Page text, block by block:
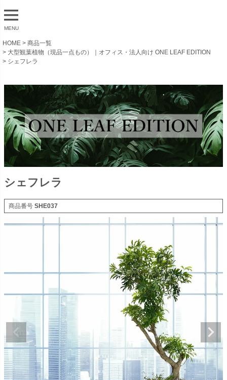
MENU
HOME
商品一覧
大型観葉植物（現品一点もの）｜オフィス・法人向け ONE LEAF EDITION
シェフレラ
シェフレラ
商品番号 SHE037